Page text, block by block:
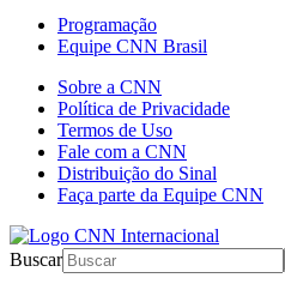
Programação
Equipe CNN Brasil
Sobre a CNN
Política de Privacidade
Termos de Uso
Fale com a CNN
Distribuição do Sinal
Faça parte da Equipe CNN
Buscar